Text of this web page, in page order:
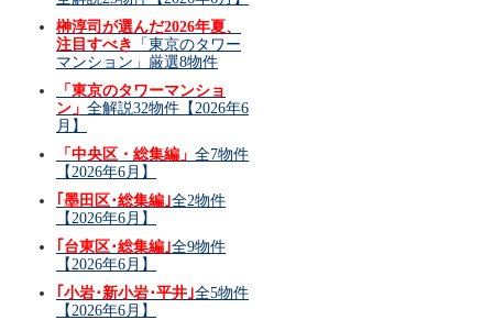
榊淳司が選んだ2026年夏、
注目すべき
「東京のタワー
マンション」厳選8物件
「東京のタワーマンショ
ン」 全解説32物件【2026年6
月】
「中央区・総集編」 全7物件
【2026年6月】
｢墨田区･総集編｣全2物件
【2026年6月】
｢台東区･総集編｣全9物件
【2026年6月】
｢小岩･新小岩･平井｣全5物件
【2026年6月】